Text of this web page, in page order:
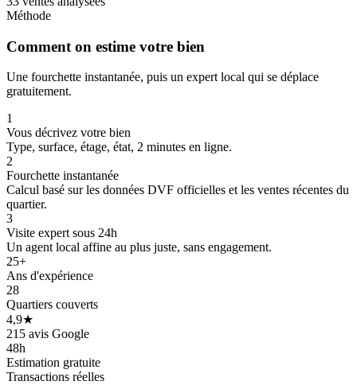
Méthode
Comment on estime votre bien
Une fourchette instantanée, puis un expert local qui se déplace
gratuitement.
1
Vous décrivez votre bien
Type, surface, étage, état, 2 minutes en ligne.
2
Fourchette instantanée
Calcul basé sur les données DVF officielles et les ventes récentes du
quartier.
3
Visite expert sous 24h
Un agent local affine au plus juste, sans engagement.
25+
Ans d'expérience
28
Quartiers couverts
4,9★
215 avis Google
48h
Estimation gratuite
Transactions réelles